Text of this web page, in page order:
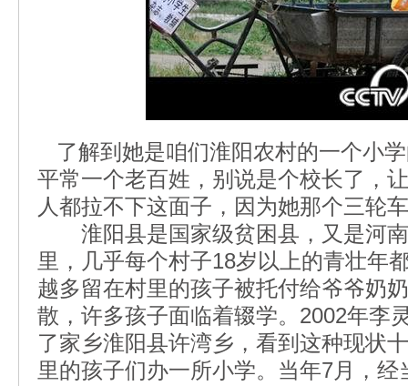
了解到她是咱们淮阳农村的一个小
平常一个老百姓，别说是个校长了，
人都拉不下这面子，因为她那个三轮
淮阳县是国家级贫困县，又是河南
里，几乎每个村子18岁以上的青壮年
越多留在村里的孩子被托付给爷爷奶
散，许多孩子面临着辍学。2002年李
了家乡淮阳县许湾乡，看到这种现状
里的孩子们办一所小学。当年7月，